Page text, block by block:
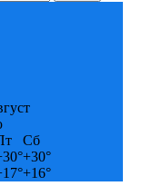
Сб
30°+30°
17°+16°